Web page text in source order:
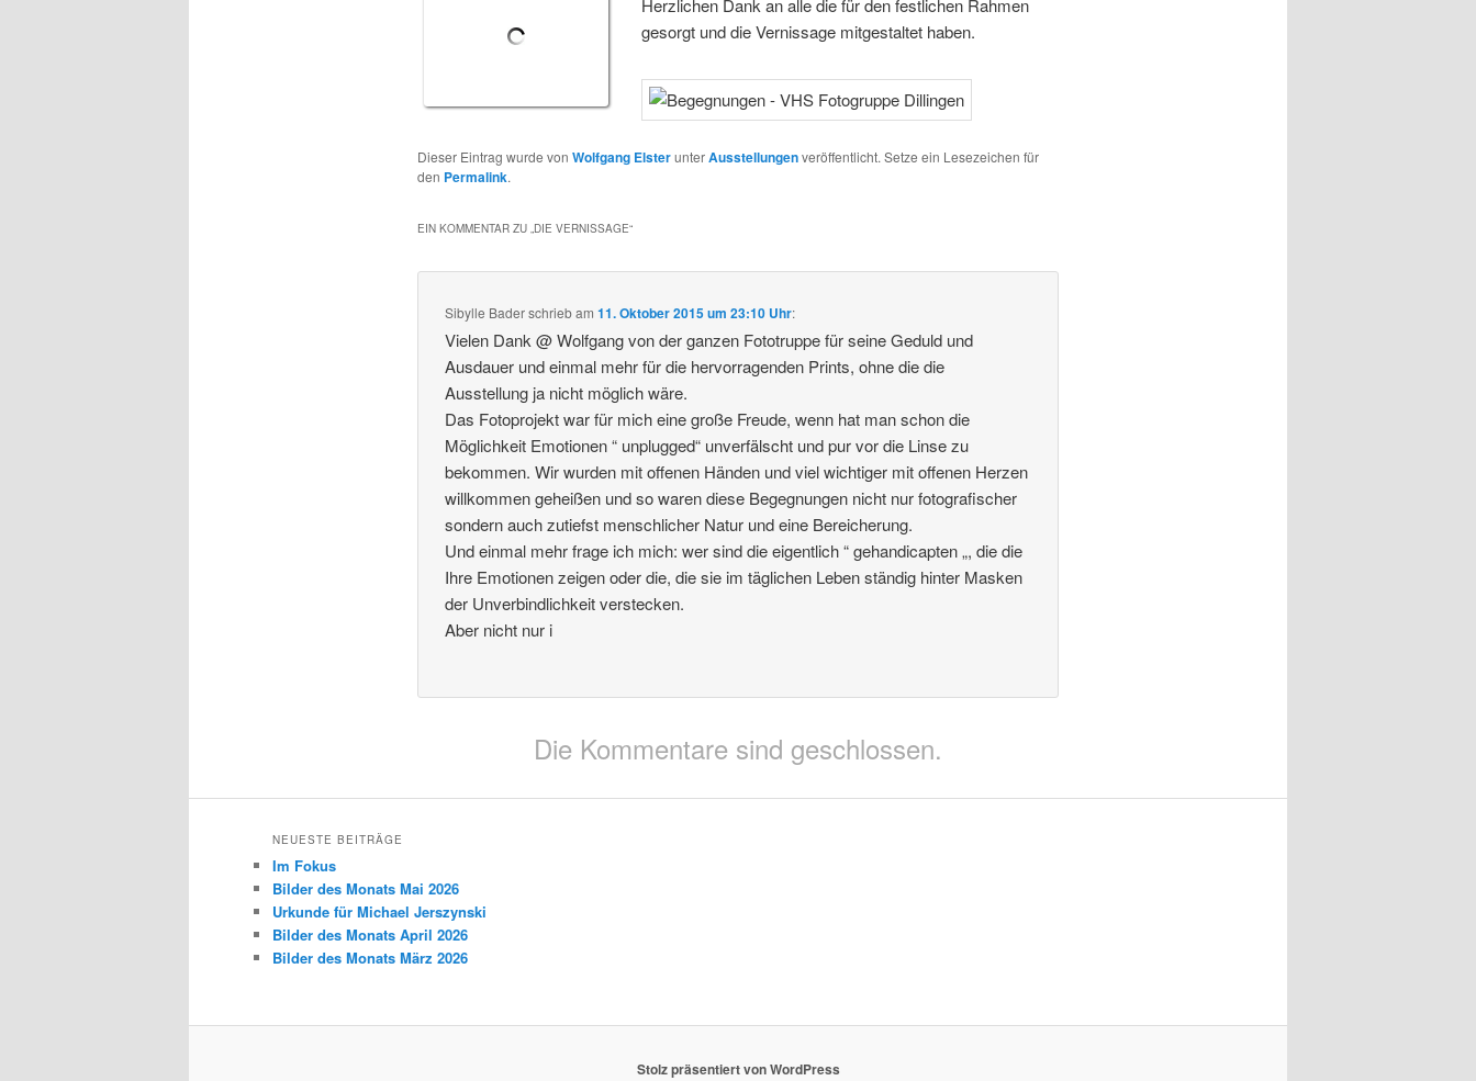
Vernissage
Herzlichen Dank an alle die für den festlichen Rahmen
gesorgt und die Vernissage mitgestaltet haben.
Dieser Eintrag wurde von Wolfgang ElsterunterAusstellungenveröffentlicht. Setze ein Lesezeichen für
den Permalink.
EIN KOMMENTAR ZU „ DIE VERNISSAGE“
Sibylle Baderschriebam11. Oktober 2015 um 23:10 Uhr:
Vielen Dank @ Wolfgang von der ganzen Fototruppe für seine Geduld und
Ausdauer und einmal mehr für die hervorragenden Prints, ohne die die
Ausstellung ja nicht möglich wäre.
Das Fotoprojekt war für mich eine große Freude, wenn hat man schon die
Möglichkeit Emotionen “ unplugged“ unverfälscht und pur vor die Linse zu
bekommen. Wir wurden mit offenen Händen und viel wichtiger mit offenen Herzen
willkommen geheißen und so waren diese Begegnungen nicht nur fotografischer
sondern auch zutiefst menschlicher Natur und eine Bereicherung.
Und einmal mehr frage ich mich: wer sind die eigentlich “ gehandicapten „, die die
Ihre Emotionen zeigen oder die, die sie im täglichen Leben ständig hinter Masken
der Unverbindlichkeit verstecken.
Aber nicht nur i
Die Kommentare sind geschlossen.
NEUESTE BEITRÄGE
Im Fokus
Bilder des Monats Mai 2026
Urkunde für Michael Jerszynski
Bilder des Monats April 2026
Bilder des Monats März 2026
Stolz präsentiert von WordPress